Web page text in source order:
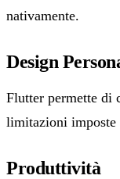
nativamente.
Design
Flutter permette di
limitazioni
Produttività